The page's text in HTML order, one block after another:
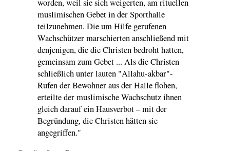
worden, weil sie sich weigerten, am rituellen
muslimischen Gebet in der Sporthalle
teilzunehmen. Die um Hilfe gerufenen
Wachschützer marschierten anschließend mit
denjenigen, die die Christen bedroht hatten,
gemeinsam zum Gebet ... Als die Christen
schließlich unter lauten "Allahu-akbar"-
Rufen der Bewohner aus der Halle flohen,
erteilte der muslimische Wachschutz ihnen
gleich darauf ein Hausverbot – mit der
Begründung, die Christen hätten sie
angegriffen."